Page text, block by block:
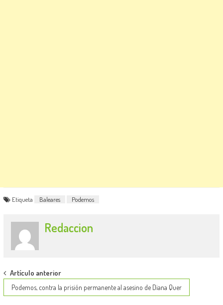
Etiqueta Baleares Podemos
Redaccion
Post
navigation
Artículo anterior
Podemos, contra la prisión permanente al asesino de Diana Quer